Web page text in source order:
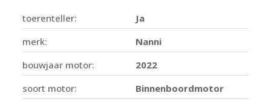
toerenteller:
Ja
merk:
Nanni
bouwjaar motor:
2022
soort motor:
Binnenboordmotor